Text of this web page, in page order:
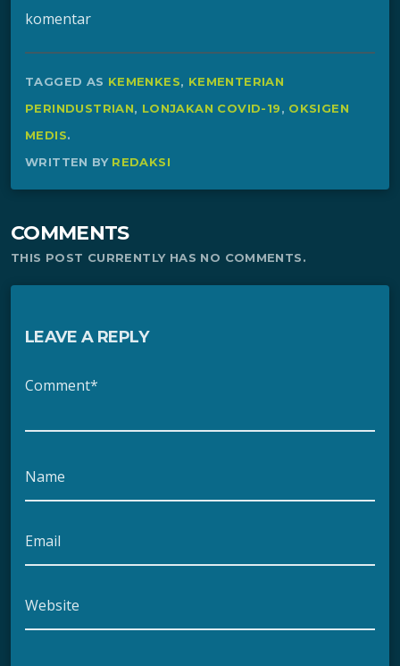
komentar
TAGGED AS KEMENKES, KEMENTERIAN
PERINDUSTRIAN, LONJAKAN COVID-19, OKSIGEN
MEDIS.
WRITTEN BY REDAKSI
COMMENTS
THIS POST CURRENTLY HAS NO COMMENTS.
LEAVE A REPLY
Comment*
Name
Email
Website